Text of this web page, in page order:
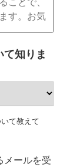
知りま
て教えて
メールを受